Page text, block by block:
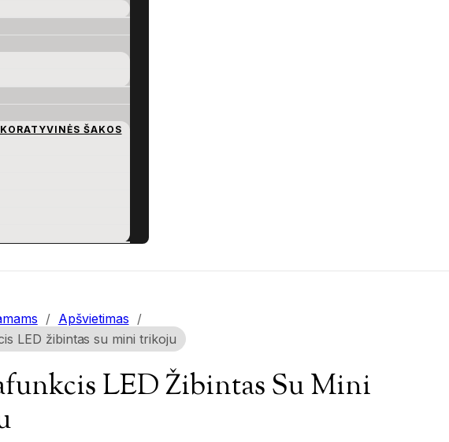
ŠAKOS
/ Apšvietimas /
LED žibintas su mini trikoju
LED Žibintas Su Mini